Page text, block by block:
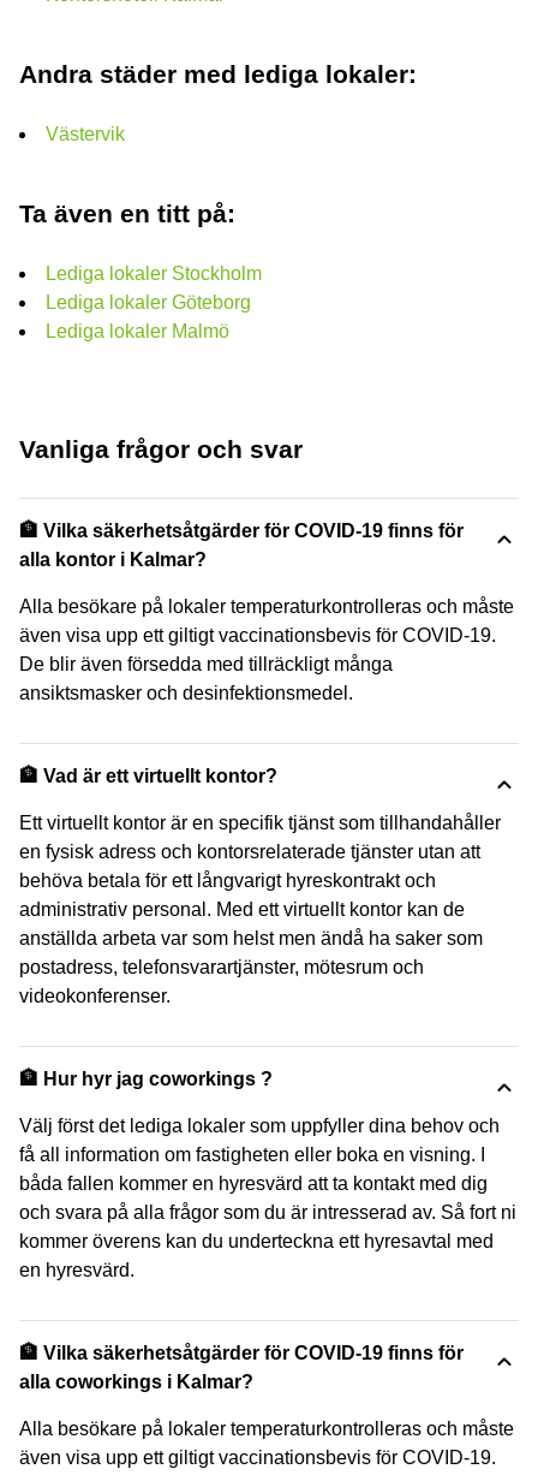
Andra städer med lediga lokaler:
Västervik
Ta även en titt på:
Lediga lokaler Stockholm
Lediga lokaler Göteborg
Lediga lokaler Malmö
Vanliga frågor och svar
🏦 Vilka säkerhetsåtgärder för COVID-19 finns för
alla kontor i Kalmar?
Alla besökare på lokaler temperaturkontrolleras och måste
även visa upp ett giltigt vaccinationsbevis för COVID-19.
De blir även försedda med tillräckligt många
ansiktsmasker och desinfektionsmedel.
🏦 Vad är ett virtuellt kontor?
Ett virtuellt kontor är en specifik tjänst som tillhandahåller
en fysisk adress och kontorsrelaterade tjänster utan att
behöva betala för ett långvarigt hyreskontrakt och
administrativ personal. Med ett virtuellt kontor kan de
anställda arbeta var som helst men ändå ha saker som
postadress, telefonsvarartjänster, mötesrum och
videokonferenser.
🏦 Hur hyr jag coworkings ?
Välj först det lediga lokaler som uppfyller dina behov och
få all information om fastigheten eller boka en visning. I
båda fallen kommer en hyresvärd att ta kontakt med dig
och svara på alla frågor som du är intresserad av. Så fort ni
kommer överens kan du underteckna ett hyresavtal med
en hyresvärd.
🏦 Vilka säkerhetsåtgärder för COVID-19 finns för
alla coworkings i Kalmar?
Alla besökare på lokaler temperaturkontrolleras och måste
även visa upp ett giltigt vaccinationsbevis för COVID-19.